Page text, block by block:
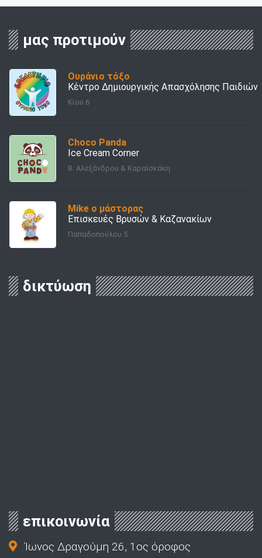
μας προτιμούν
Ουράνιο τόξο
Κέντρο Δημιουργικής Απασχόλησης Παιδιών
Κίου 6
Choco Panda
Ice Cream Corner
Β. Αλεξάνδρου & Καραϊσκάκη
Mike ο μάστορας
Επισκευές Βρυσών & Καζανακίων
Παπαδοπούλου 5
δικτύωση
επικοινωνία
Ίωνος Δραγούμη 26, 1ος όροφος